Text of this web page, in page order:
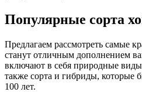
Популярные сорта
Предлагаем рассмотреть самые
станут отличным дополнением
включают в себя природные
также сорта и гибриды, которые
100 лет.